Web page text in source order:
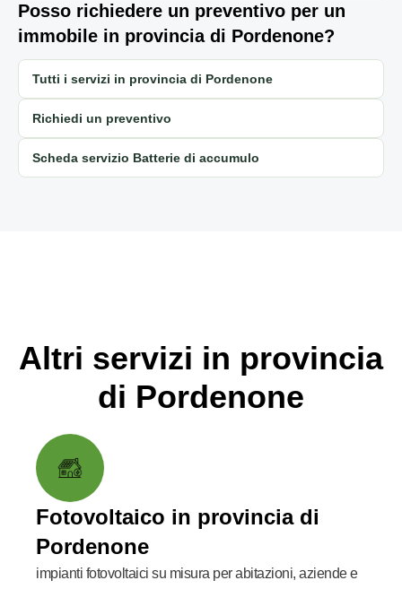
Posso richiedere un preventivo per un
immobile in provincia di Pordenone?
Tutti i servizi in provincia di Pordenone
Richiedi un preventivo
Scheda servizio Batterie di accumulo
Altri servizi in provincia
di Pordenone
Fotovoltaico in provincia di
Pordenone
impianti fotovoltaici su misura per abitazioni, aziende e